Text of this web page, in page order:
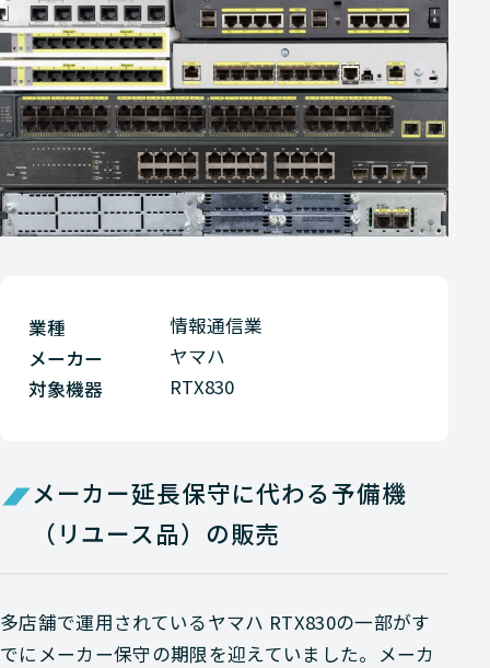
業種
情報通信業
メーカー
ヤマハ
対象機器
RTX830
メーカー延長保守に代わる予備機
（リユース品）の販売
多店舗で運用されているヤマハ RTX830の一部がす
でにメーカー保守の期限を迎えていました。メーカ